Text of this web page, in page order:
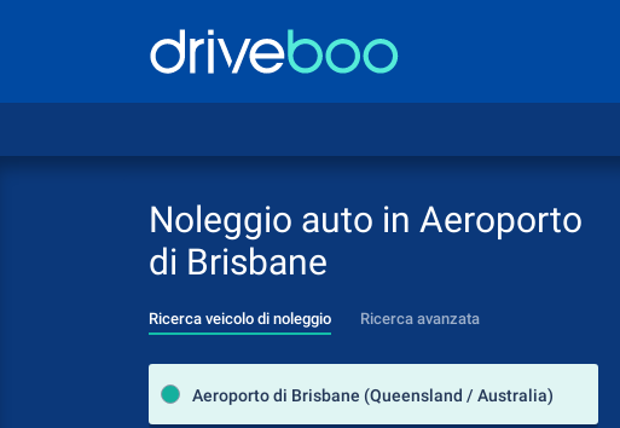
Noleggio auto in Aeroporto
di Brisbane
Ricerca veicolo di noleggio Ricerca avanzata
Aeroporto di Brisbane (Queensland / Australia)